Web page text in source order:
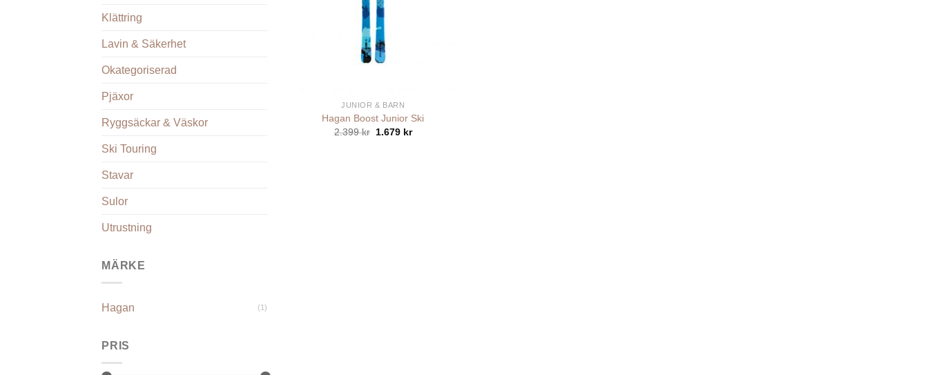
Klättring
Lavin & Säkerhet
Okategoriserad
Pjäxor
Ryggsäckar & Väskor
Ski Touring
Stavar
Sulor
Utrustning
MÄRKE
Hagan (1)
PRIS
JUNIOR & BARN
Hagan Boost Junior Ski
2.399kr Det
1.679 krDet